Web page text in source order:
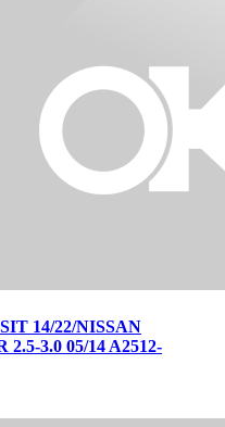
14/22/NISSAN
3.0 05/14 A2512-